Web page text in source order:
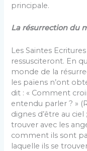
principale.
La résurrection du
Les Saintes
ressusciteront. En
monde de la
les païens n’ont
dit : « Comment
entendu parler ? »
dignes d’être au
trouver avec les
comment ils sont
laquelle ils se